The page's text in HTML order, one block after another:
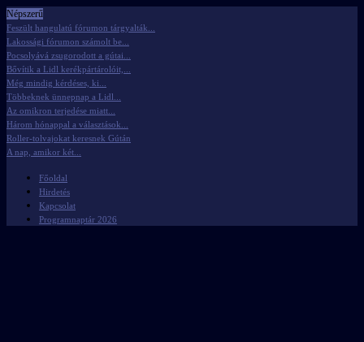
Népszerű
Feszült hangulatú fórumon tárgyalták...
Lakossági fórumon számolt be...
Pocsolyává zsugorodott a gútai...
Bővítik a Lidl kerékpártárolóit,...
Még mindig kérdéses, ki...
Többeknek ünnepnap a Lidl...
Az omikron terjedése miatt...
Három hónappal a választások...
Roller-tolvajokat keresnek Gútán
A nap, amikor két...
Főoldal
Hirdetés
Kapcsolat
Programnaptár 2026